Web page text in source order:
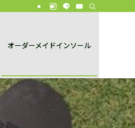
オーダーメイドインソール